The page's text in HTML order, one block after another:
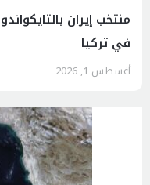
منتخب إيران
في تركيا
أغسطس 1, 2026